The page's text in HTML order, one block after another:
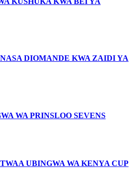
DIOMANDE KWA ZAIDI YA
WA PRINSLOO SEVENS
UBINGWA WA KENYA CUP